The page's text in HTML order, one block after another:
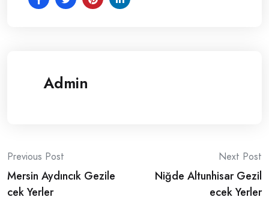
Admin
Post
navigation
Previous Post
Mersin Aydıncık Gezile
cek Yerler
Next Post
Niğde Altunhisar Gezil
ecek Yerler